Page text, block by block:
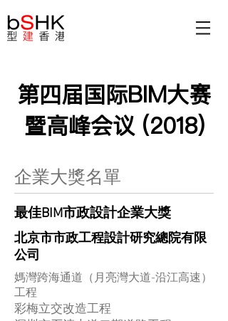
第四届国际BIM大赛
暨高峰会议 (2018)
企業大獎名單
最佳BIM市政設計企業大獎
北京市市政工程設計研究總院有限
公司
媽灣跨海通道（月亮灣大道-沿江高速）
工程
彩梅立交改造工程